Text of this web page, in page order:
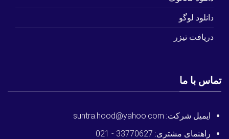
دانلود لوگو
دریافت تیزر
تماس با ما
ایمیل شرکت:suntra.hood@yahoo.com
راهنمای مشتری:33770627 - 021